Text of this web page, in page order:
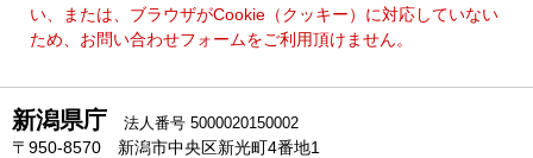
い、または、ブラウザがCookie（クッキー）に対応していない
ため、お問い合わせフォームをご利用頂けません。
新潟県庁 法人番号 5000020150002
〒950-8570 新潟市中央区新光町4番地1